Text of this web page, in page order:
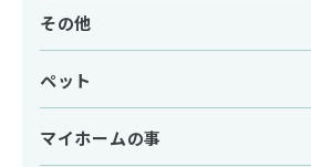
その他
ペット
マイホームの事